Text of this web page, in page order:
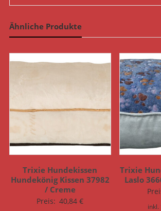
Ähnliche Produkte
Trixie Hundekissen
Hundekönig Kissen 37982
/ Creme
Preis: 40,84€
Trixie
Laslo
inkl.